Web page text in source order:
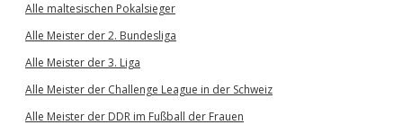
Alle maltesischen Pokalsieger
Alle Meister der 2. Bundesliga
Alle Meister der 3. Liga
Alle Meister der Challenge League in der Schweiz
Alle Meister der DDR im Fußball der Frauen